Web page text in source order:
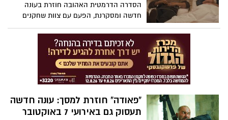
מפוסט־טראומה קשה. קריסי יוצא למסע
נקמה אלים ומסוכן נגד האחראים לפיגוע
המוני.
הסדרה הדרמטית האהובה חוזרת בעונה
חדשה ומסקרנת, הפעם עם צוות שחקנים
שונה לגמרי ועלילה רעננה ובעלת עוצמה.
העלילה נפתחת בעימות שנראה שולי, אך
במהרה מתעצם והופך להתנגשות רגשית
סוערת בין הדמויות. דרך קשרים מורכבים,
מתחים אישיים והתפרצויות בלתי צפויות,
הסדרה בוחנת עד כמה רחוק אנשים עלולים
אינטנסיבית, רבת דרמה ומלאת תפניות, שלא
תשאיר אף צופה אדיש.
“פאודה” חוזרת למסך: עונה חדשה
תעסוק גם באירועי 7 באוקטובר